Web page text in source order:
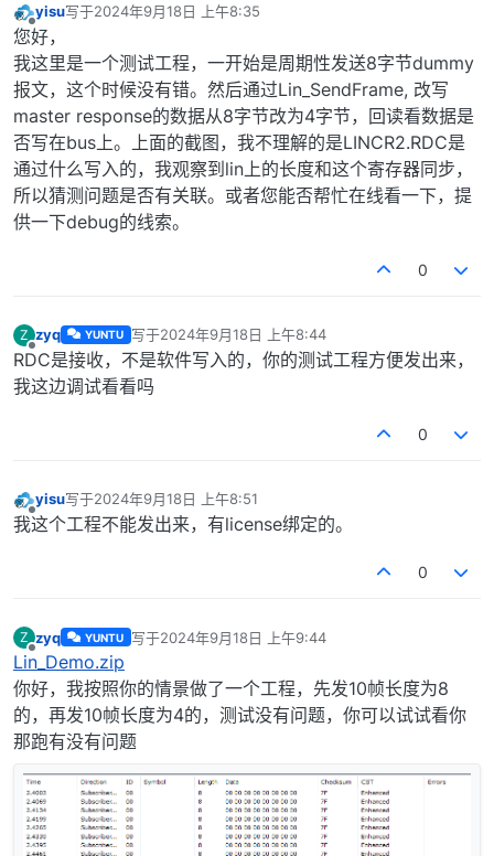
离线
yisu写于2024年9月18日 上午8:35
最后由 编辑
您好，
我这里是一个测试工程，一开始是周期性发送8字节dummy
报文，这个时候没有错。然后通过Lin_SendFrame, 改写
master response的数据从8字节改为4字节，回读看数据是
否写在bus上。上面的截图，我不理解的是LINCR2.RDC是
通过什么写入的，我观察到lin上的长度和这个寄存器同步，
所以猜测问题是否有关联。或者您能否帮忙在线看一下，提
供一下debug的线索。
0
Z
离线
zyq YUNTU 写于2024年9月18日 上午8:44
最后由 编辑
RDC是接收，不是软件写入的，你的测试工程方便发出来，
我这边调试看看吗
0
离线
yisu写于2024年9月18日 上午8:51
最后由 编辑
我这个工程不能发出来，有license绑定的。
0
Z
离线
zyq YUNTU 写于2024年9月18日 上午9:44
最后由 编辑
Lin_Demo.zip
你好，我按照你的情景做了一个工程，先发10帧长度为8
的，再发10帧长度为4的，测试没有问题，你可以试试看你
那跑有没有问题